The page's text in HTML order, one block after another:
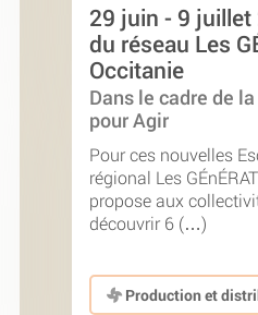
29 juin - 9 juillet
du réseau Les
Occitanie
Dans le cadre de
pour Agir
Pour ces nouvelles
régional Les
propose aux
découvrir 6 (…)
Production et